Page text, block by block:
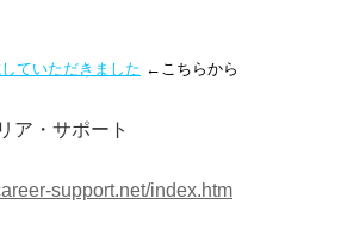
ていただきました ←こちらから
ア・サポート
support.net/index.htm